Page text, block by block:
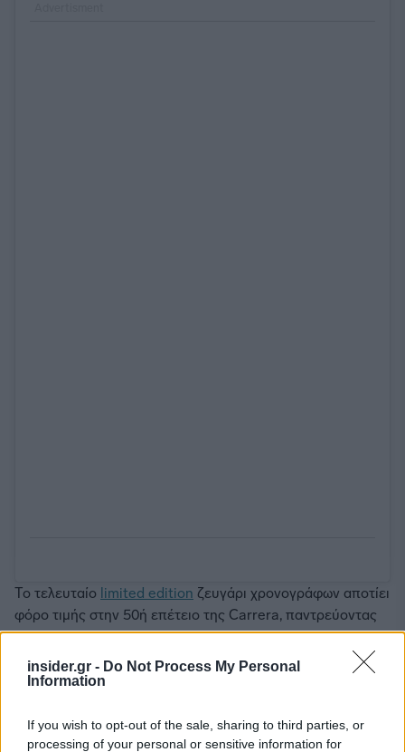
insider.gr - Do Not Process My Personal
Information
If you wish to opt-out of the sale, sharing to third parties, or
processing of your personal or sensitive information for
Το τελευταίο limited edition ζευγάρι χρονογράφων αποτίει
φόρο τιμής στην 50ή επέτειο της Carrera, παντρεύοντας
τη σχεδιαστική αντίληψη που έκανε και τις δύο εταιρείες
τόσο εμβληματικές όλα αυτά τα χρόνια.